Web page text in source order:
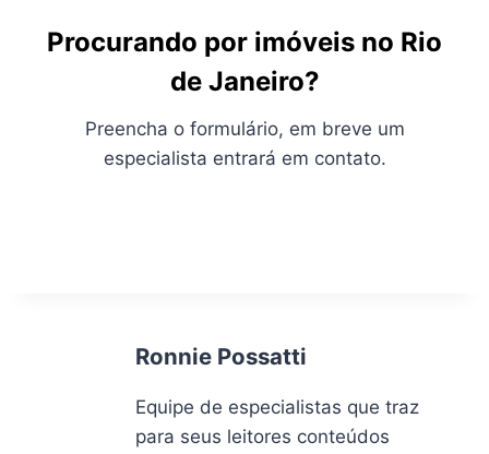
Procurando por imóveis no Rio
de Janeiro?
Preencha o formulário, em breve um
especialista entrará em contato.
Ronnie Possatti
Equipe de especialistas que traz
para seus leitores conteúdos